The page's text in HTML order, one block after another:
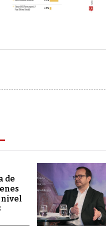
de
nivel